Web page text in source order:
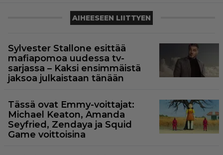
AIHEESEEN LIITTYEN
Sylvester Stallone esittää
mafiapomoa uudessa tv-
sarjassa – Kaksi ensimmäistä
jaksoa julkaistaan tänään
Tässä ovat Emmy-voittajat:
Michael Keaton, Amanda
Seyfried, Zendaya ja Squid
Game voittoisina